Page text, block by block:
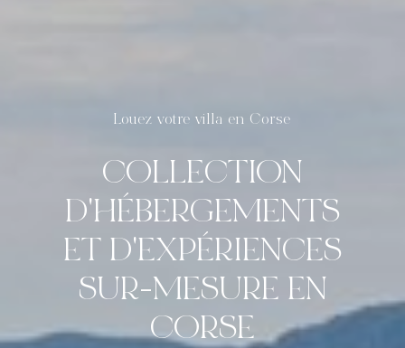
COLLECTION
D'HÉBERGEMENTS
ET D'EXPÉRIENCES
SUR-MESURE EN
CORSE
Louez votre villa en Corse